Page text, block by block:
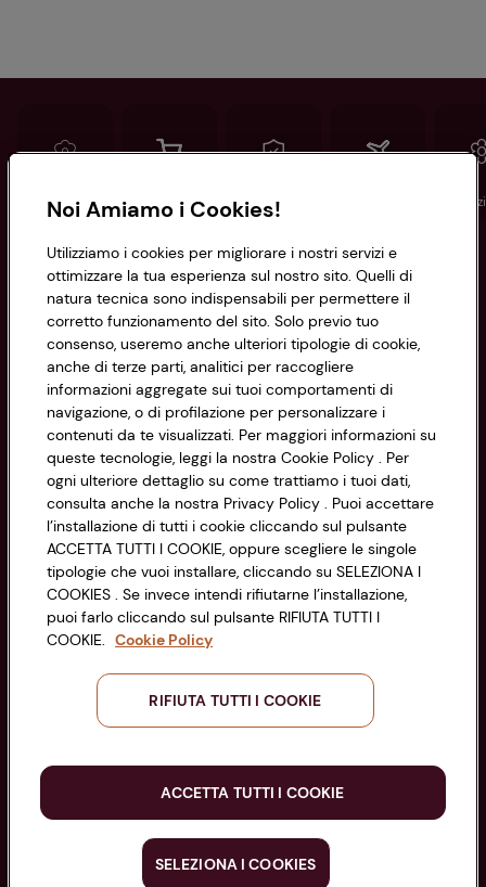
Conad Spesa online Assicurazioni
Informazioni
Privacy Policy
Cookie Policy
Impostazioni Cookie
Accessibilità
CONAD SOCIETÀ COOPERATIVA
Via Michelino, 59 | 40127 BOLOGNA
Codice Fiscale e Registro Imprese
di Bologna 00865960157
PARTITA IVA 03320960374
Servizio clienti
Seguici sui Social:
Noi Amiamo i Cookies!
Utilizziamo i cookies per migliorare i nostri servizi e
ottimizzare la tua esperienza sul nostro sito. Quelli di
natura tecnica sono indispensabili per permettere il
corretto funzionamento del sito. Solo previo tuo
consenso, useremo anche ulteriori tipologie di cookie,
anche di terze parti, analitici per raccogliere
informazioni aggregate sui tuoi comportamenti di
navigazione, o di profilazione per personalizzare i
contenuti da te visualizzati. Per maggiori informazioni su
queste tecnologie, leggi la nostra Cookie Policy . Per
ogni ulteriore dettaglio su come trattiamo i tuoi dati,
consulta anche la nostra Privacy Policy . Puoi accettare
l’installazione di tutti i cookie cliccando sul pulsante
ACCETTA TUTTI I COOKIE, oppure scegliere le singole
tipologie che vuoi installare, cliccando su SELEZIONA I
COOKIES . Se invece intendi rifiutarne l’installazione,
puoi farlo cliccando sul pulsante RIFIUTA TUTTI I
COOKIE. Cookie Policy
RIFIUTA TUTTI I COOKIE
ACCETTA TUTTI I COOKIE
SELEZIONA I COOKIES